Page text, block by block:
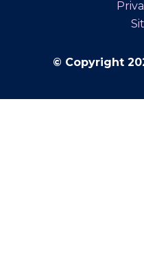
© Copyright